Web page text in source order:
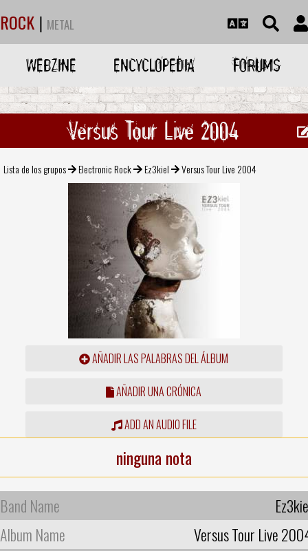
ROCK | METAL
WEBZINE ENCYCLOPEDIA FORUMS
Versus Tour Live 2004
Lista de los grupos Electronic Rock Ez3kiel Versus Tour Live 2004
AÑADIR LAS PALABRAS DEL ÁLBUM
AÑADIR UNA CRÓNICA
ADD AN AUDIO FILE
ninguna nota
Band Name
Album Name
Versus Tour Live